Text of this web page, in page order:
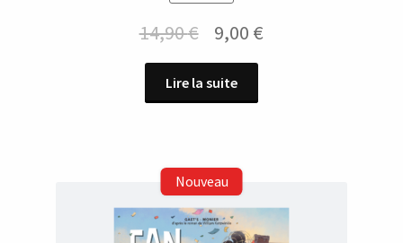
14,90€
Le
prix
initial
9,00 €
Lire la suite